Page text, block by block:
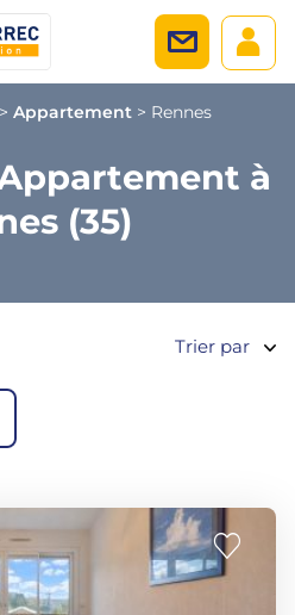
> Appartement > Rennes
à
(35)
Trier par